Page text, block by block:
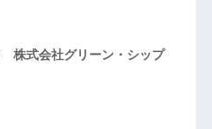
株式会社グリーン・シップ